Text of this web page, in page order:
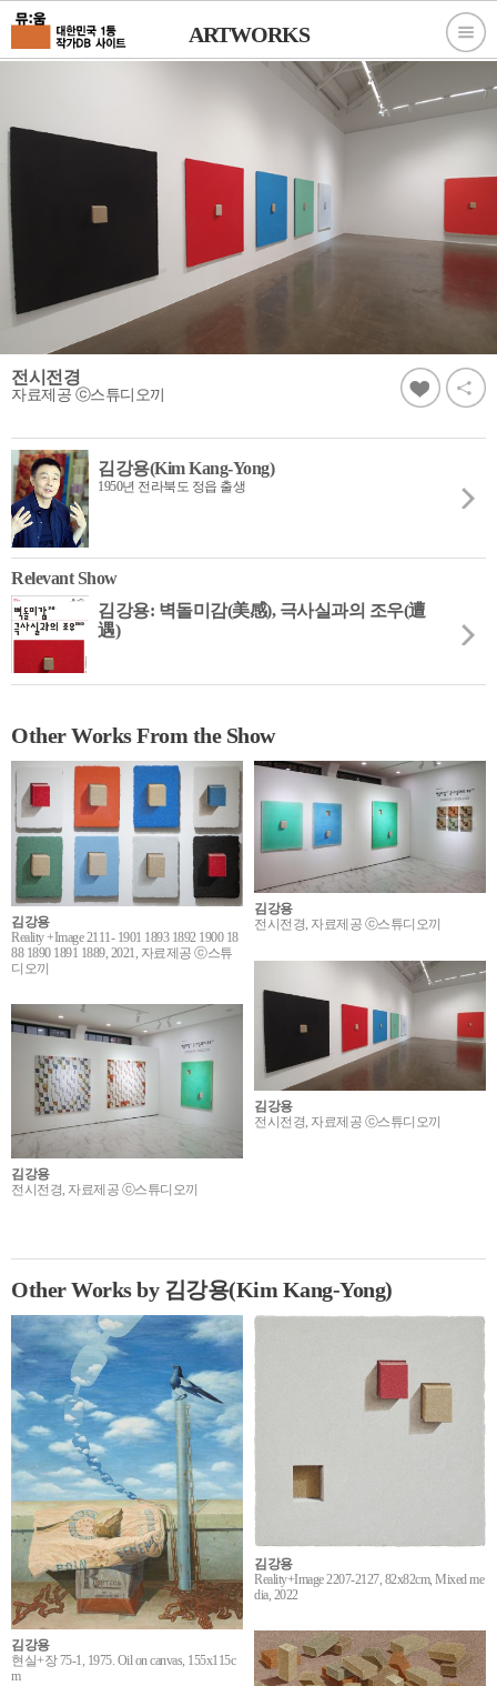
ARTWORKS
전시전경
자료제공 ⓒ스튜디오끼
김강용(Kim Kang-Yong)
1950년 전라북도 정읍 출생
Relevant Show
김강용: 벽돌미감(美感), 극사실과의 조우(遭
遇)
Other Works From the Show
김강용
Reality +Image 2111- 1901 1893 1892 1900 18
88 1890 1891 1889, 2021, 자료제공 ⓒ스튜
디오끼
김강용
전시전경, 자료제공 ⓒ스튜디오끼
김강용
전시전경, 자료제공 ⓒ스튜디오끼
김강용
전시전경, 자료제공 ⓒ스튜디오끼
Other Works by 김강용(Kim Kang-Yong)
김강용
현실+장 75-1, 1975. Oil on canvas, 155x115c
m
김강용
Reality+Image 2207-2127, 82x82cm, Mixed me
dia, 2022